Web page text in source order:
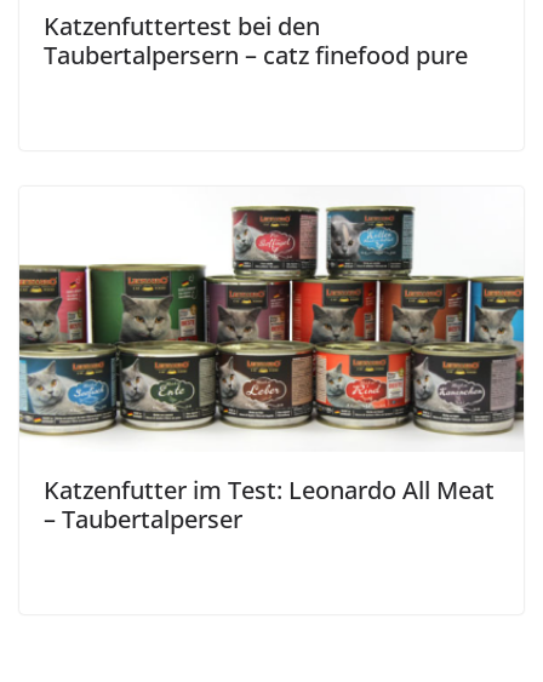
Katzenfuttertest bei den
Taubertalpersern – catz finefood pure
Katzenfutter im Test: Leonardo All Meat
– Taubertalperser